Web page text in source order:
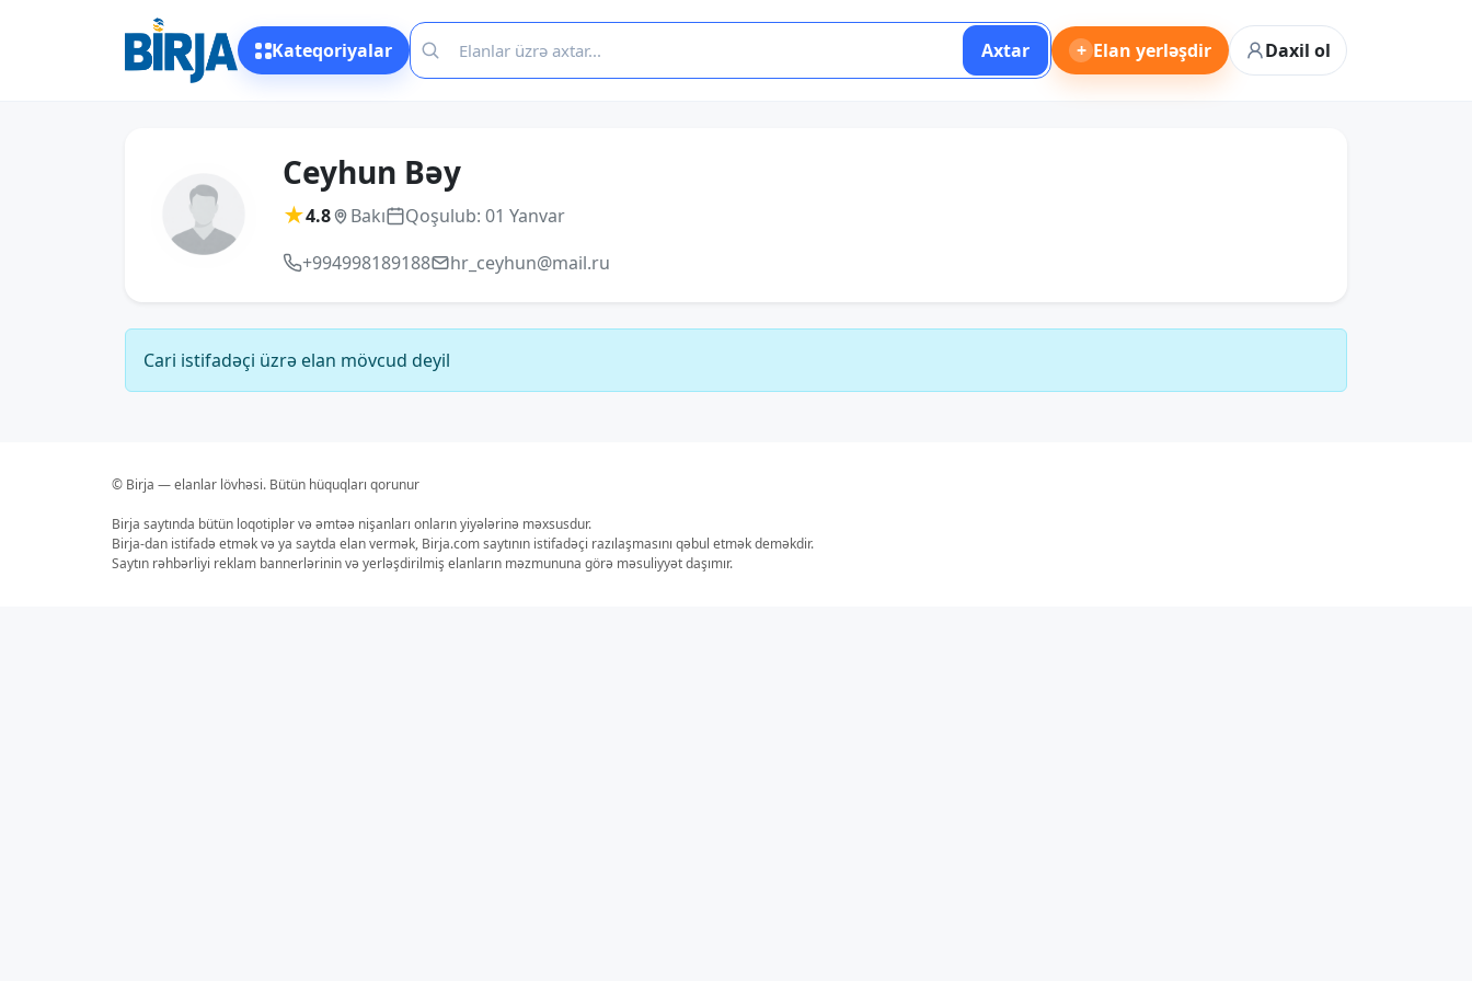
Kateqoriyalar Axtar + Elan yerləşdir Daxil ol
Ceyhun Bəy
★4.8 Bakı
Qoşulub: 01 Yanvar
+994998189188
hr_ceyhun@mail.ru
Cari istifadəçi üzrə elan mövcud deyil
© Birja — elanlar lövhəsi. Bütün hüquqları qorunur
Birja saytında bütün loqotiplər və əmtəə nişanları onların yiyələrinə məxsusdur.
Birja-dan istifadə etmək və ya saytda elan vermək, Birja.com saytının istifadəçi razılaşmasını qəbul etmək deməkdir.
Saytın rəhbərliyi reklam bannerlərinin və yerləşdirilmiş elanların məzmununa görə məsuliyyət daşımır.